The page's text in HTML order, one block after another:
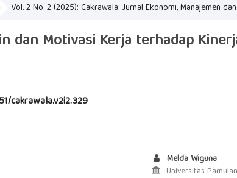
Vol. 2 No. 2 (2025): Cakrawala: Jurnal Ekonomi, Manajemen
dan Motivasi Kerja terhadap
cakrawala.v2i2.329
Melda Wiguna
Universitas